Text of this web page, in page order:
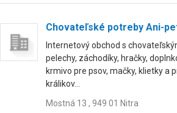
Chovateľské potreby Ani-
Internetový obchod s
pelechy, záchodíky, hračky,
krmivo pre psov, mačky, klietky a
králikov...
Mostná 13 , 949 01 Nitra